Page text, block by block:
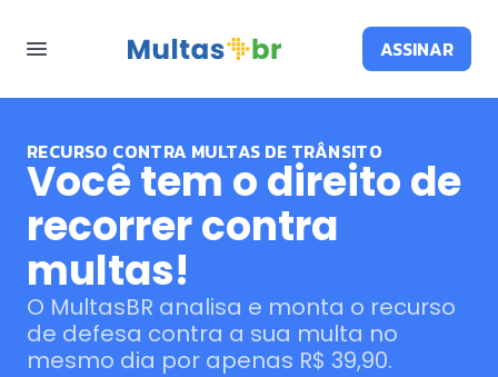
ASSINAR
RECURSO CONTRA MULTAS DE TRÂNSITO
Você tem o direito de
recorrer contra
multas!
O MultasBR analisa e monta o recurso
de defesa contra a sua multa no
mesmo dia por apenas R$ 39,90.